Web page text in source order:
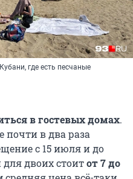
где есть песчаные
в гостевых домах.
почти в два раза
с 15 июля и до
для двоих стоитот 7 до